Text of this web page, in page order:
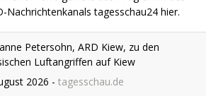
Petersohn, ARD Kiew, zu den
Luftangriffen auf Kiew
2026-tagesschau.de
Petersohn, ARD Kiew, zu den
Luftangriffen auf Kiew